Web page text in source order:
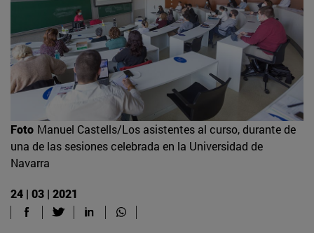
Foto Manuel Castells/Los asistentes al curso, durante de
una de las sesiones celebrada en la Universidad de
Navarra
24 | 03 | 2021